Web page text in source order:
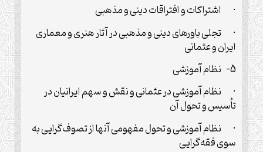
· اشتراکات و افتراقات دینی و مذهبی
· تجلی باورهای دینی و مذهبی در آثار هنری و معماری
ایران و عثمانی
5- نظام آموزشی
· نظام آموزشی در عثمانی و نقش و سهم ایرانیان در
تأسیس و تحول آن
· نظام آموزشی و تحول مفهومی آنها از تصوف‌گرایی به
سوی فقه‌گرایی